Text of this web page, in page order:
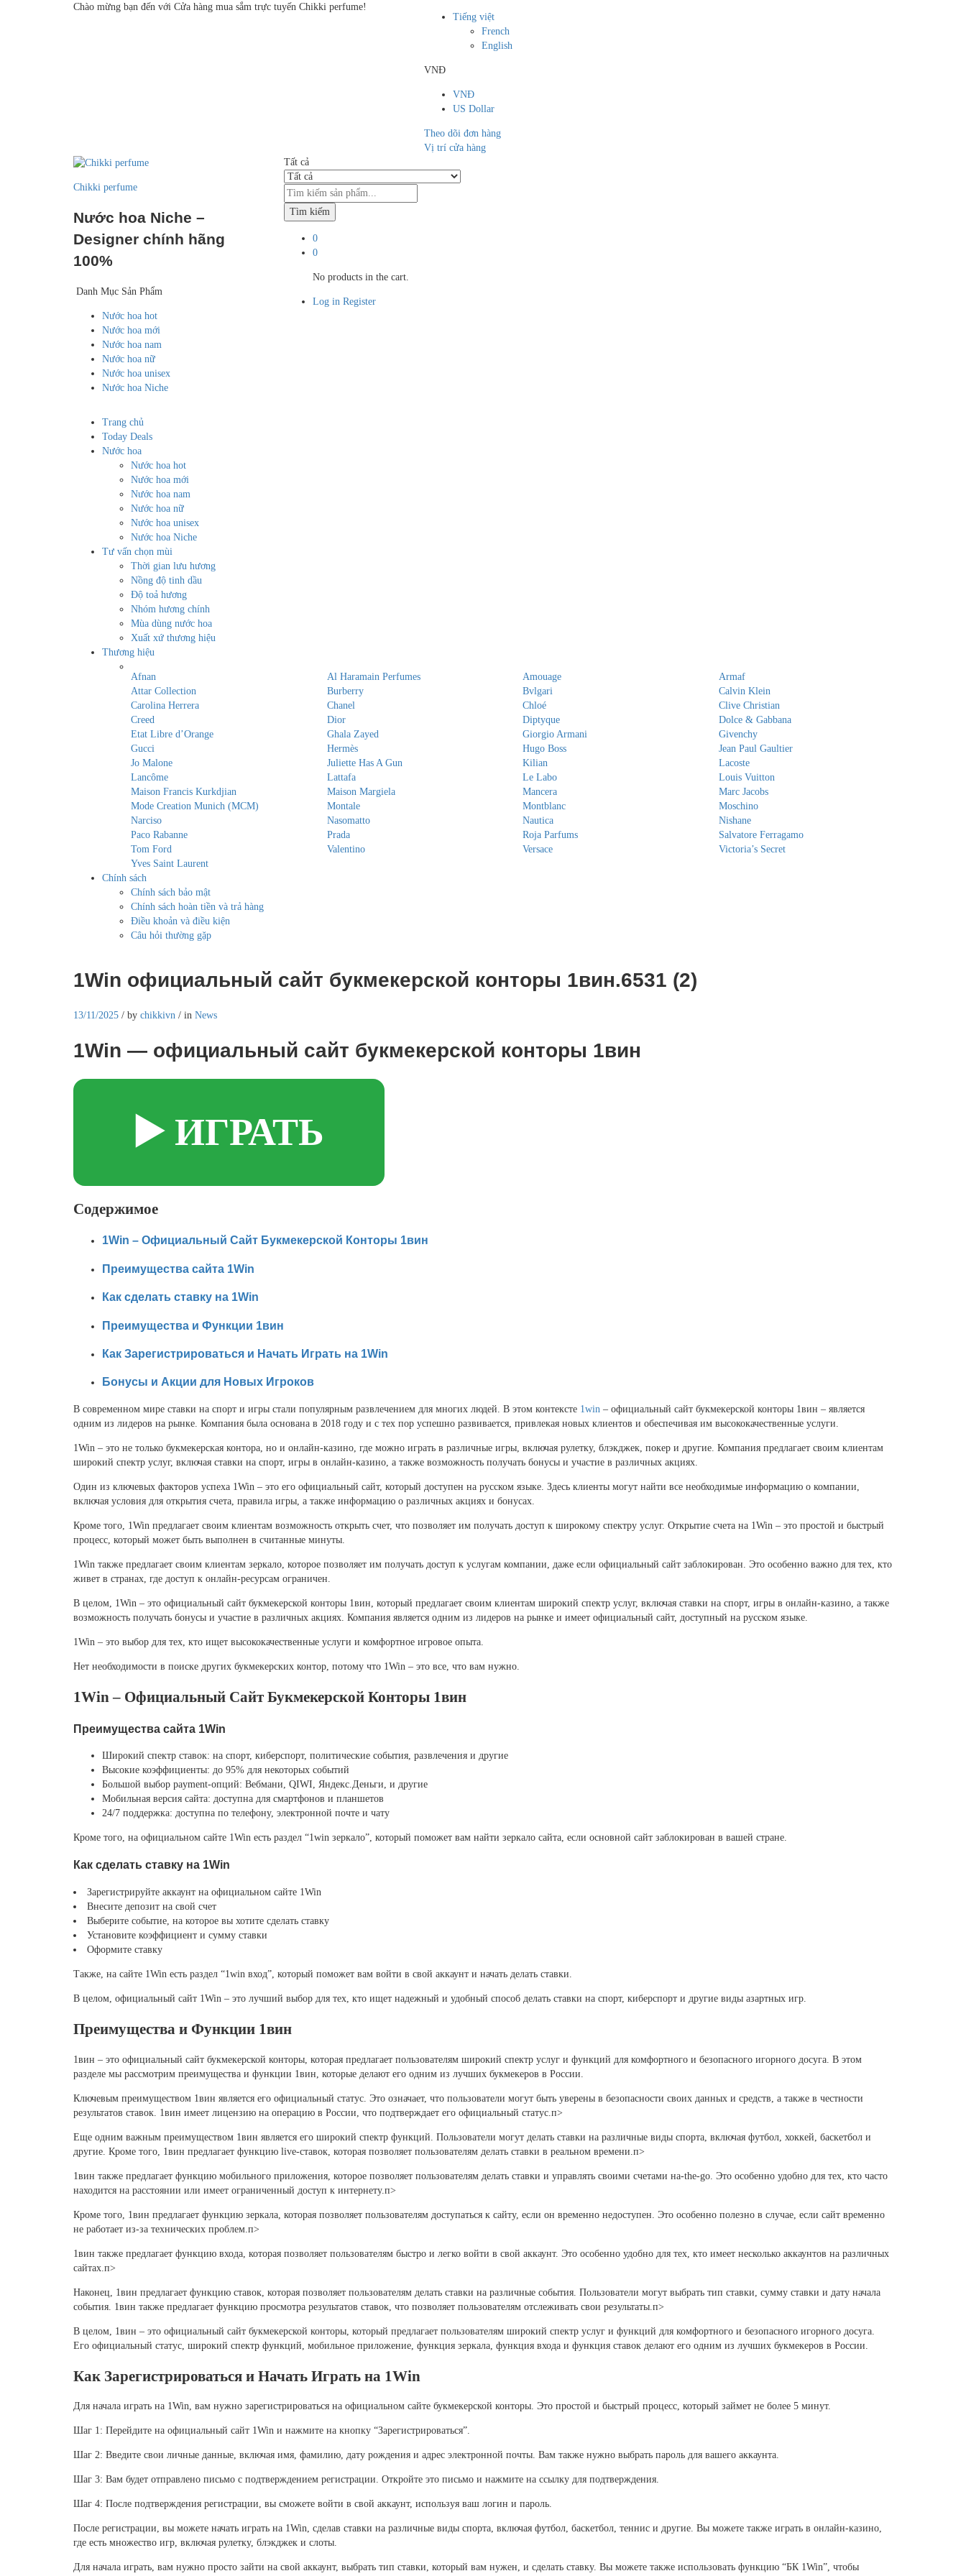
Chào mừng bạn đến với Cửa hàng mua sắm trực tuyến Chikki perfume!
Tiếng việt
French
English
VNĐ
VNĐ
US Dollar
Theo dõi đơn hàng
Vị trí cửa hàng
Chikki perfume
Nước hoa Niche –
Designer chính hãng
100%
Danh Mục Sản Phẩm
Nước hoa hot
Nước hoa mới
Nước hoa nam
Nước hoa nữ
Nước hoa unisex
Nước hoa Niche
Tất cả
Tìm kiếm
0
0
No products in the cart.
Log in Register
Trang chủ
Today Deals
Nước hoa
Nước hoa hot
Nước hoa mới
Nước hoa nam
Nước hoa nữ
Nước hoa unisex
Nước hoa Niche
Tư vấn chọn mùi
Thời gian lưu hương
Nồng độ tinh dầu
Độ toả hương
Nhóm hương chính
Mùa dùng nước hoa
Xuất xứ thương hiệu
Thương hiệu
Afnan Al Haramain Perfumes Amouage
Armaf
Attar Collection
Burberry Bvlgari
Calvin Klein
Carolina Herrera
Chanel Chloé
Clive Christian
Creed
Dior Diptyque
Dolce & Gabbana
Etat Libre d’Orange
Ghala Zayed Giorgio Armani
Givenchy
Gucci
Hermès Hugo Boss
Jean Paul Gaultier
Jo Malone
Juliette Has A Gun Kilian
Lacoste
Lancôme
Lattafa Le Labo
Louis Vuitton
Maison Francis Kurkdjian
Maison Margiela Mancera
Marc Jacobs
Mode Creation Munich (MCM)
Montale Montblanc
Moschino
Narciso
Nasomatto Nautica
Nishane
Paco Rabanne
Prada Roja Parfums
Salvatore Ferragamo
Tom Ford
Valentino Versace
Victoria’s Secret
Yves Saint Laurent
Chính sách
Chính sách bảo mật
Chính sách hoàn tiền và trả hàng
Điều khoản và điều kiện
Câu hỏi thường gặp
1Win официальный сайт букмекерской конторы 1вин.6531 (2)
13/11/2025 / by chikkivn / in News
1Win — официальный сайт букмекерской конторы 1вин
▶️ ИГРАТЬ
Содержимое
1Win – Официальный Сайт Букмекерской Конторы 1вин
Преимущества сайта 1Win
Как сделать ставку на 1Win
Преимущества и Функции 1вин
Как Зарегистрироваться и Начать Играть на 1Win
Бонусы и Акции для Новых Игроков
В современном мире ставки на спорт и игры стали популярным развлечением для многих людей. В этом контексте 1win – официальный сайт букмекерской конторы 1вин – является
одним из лидеров на рынке. Компания была основана в 2018 году и с тех пор успешно развивается, привлекая новых клиентов и обеспечивая им высококачественные услуги.
1Win – это не только букмекерская контора, но и онлайн-казино, где можно играть в различные игры, включая рулетку, блэкджек, покер и другие. Компания предлагает своим клиентам
широкий спектр услуг, включая ставки на спорт, игры в онлайн-казино, а также возможность получать бонусы и участие в различных акциях.
Один из ключевых факторов успеха 1Win – это его официальный сайт, который доступен на русском языке. Здесь клиенты могут найти все необходимые информацию о компании,
включая условия для открытия счета, правила игры, а также информацию о различных акциях и бонусах.
Кроме того, 1Win предлагает своим клиентам возможность открыть счет, что позволяет им получать доступ к широкому спектру услуг. Открытие счета на 1Win – это простой и быстрый
процесс, который может быть выполнен в считанные минуты.
1Win также предлагает своим клиентам зеркало, которое позволяет им получать доступ к услугам компании, даже если официальный сайт заблокирован. Это особенно важно для тех, кто
живет в странах, где доступ к онлайн-ресурсам ограничен.
В целом, 1Win – это официальный сайт букмекерской конторы 1вин, который предлагает своим клиентам широкий спектр услуг, включая ставки на спорт, игры в онлайн-казино, а также
возможность получать бонусы и участие в различных акциях. Компания является одним из лидеров на рынке и имеет официальный сайт, доступный на русском языке.
1Win – это выбор для тех, кто ищет высококачественные услуги и комфортное игровое опыта.
Нет необходимости в поиске других букмекерских контор, потому что 1Win – это все, что вам нужно.
1Win – Официальный Сайт Букмекерской Конторы 1вин
Преимущества сайта 1Win
Широкий спектр ставок: на спорт, киберспорт, политические события, развлечения и другие
Высокие коэффициенты: до 95% для некоторых событий
Большой выбор payment-опций: Вебмани, QIWI, Яндекс.Деньги, и другие
Мобильная версия сайта: доступна для смартфонов и планшетов
24/7 поддержка: доступна по телефону, электронной почте и чату
Кроме того, на официальном сайте 1Win есть раздел “1win зеркало”, который поможет вам найти зеркало сайта, если основной сайт заблокирован в вашей стране.
Как сделать ставку на 1Win
Зарегистрируйте аккаунт на официальном сайте 1Win
Внесите депозит на свой счет
Выберите событие, на которое вы хотите сделать ставку
Установите коэффициент и сумму ставки
Оформите ставку
Также, на сайте 1Win есть раздел “1win вход”, который поможет вам войти в свой аккаунт и начать делать ставки.
В целом, официальный сайт 1Win – это лучший выбор для тех, кто ищет надежный и удобный способ делать ставки на спорт, киберспорт и другие виды азартных игр.
Преимущества и Функции 1вин
1вин – это официальный сайт букмекерской конторы, которая предлагает пользователям широкий спектр услуг и функций для комфортного и безопасного игорного досуга. В этом
разделе мы рассмотрим преимущества и функции 1вин, которые делают его одним из лучших букмекеров в России.
Ключевым преимуществом 1вин является его официальный статус. Это означает, что пользователи могут быть уверены в безопасности своих данных и средств, а также в честности
результатов ставок. 1вин имеет лицензию на операцию в России, что подтверждает его официальный статус.п>
Еще одним важным преимуществом 1вин является его широкий спектр функций. Пользователи могут делать ставки на различные виды спорта, включая футбол, хоккей, баскетбол и
другие. Кроме того, 1вин предлагает функцию live-ставок, которая позволяет пользователям делать ставки в реальном времени.п>
1вин также предлагает функцию мобильного приложения, которое позволяет пользователям делать ставки и управлять своими счетами на-the-go. Это особенно удобно для тех, кто часто
находится на расстоянии или имеет ограниченный доступ к интернету.п>
Кроме того, 1вин предлагает функцию зеркала, которая позволяет пользователям доступаться к сайту, если он временно недоступен. Это особенно полезно в случае, если сайт временно
не работает из-за технических проблем.п>
1вин также предлагает функцию входа, которая позволяет пользователям быстро и легко войти в свой аккаунт. Это особенно удобно для тех, кто имеет несколько аккаунтов на различных
сайтах.п>
Наконец, 1вин предлагает функцию ставок, которая позволяет пользователям делать ставки на различные события. Пользователи могут выбрать тип ставки, сумму ставки и дату начала
события. 1вин также предлагает функцию просмотра результатов ставок, что позволяет пользователям отслеживать свои результаты.п>
В целом, 1вин – это официальный сайт букмекерской конторы, который предлагает пользователям широкий спектр услуг и функций для комфортного и безопасного игорного досуга.
Его официальный статус, широкий спектр функций, мобильное приложение, функция зеркала, функция входа и функция ставок делают его одним из лучших букмекеров в России.
Как Зарегистрироваться и Начать Играть на 1Win
Для начала играть на 1Win, вам нужно зарегистрироваться на официальном сайте букмекерской конторы. Это простой и быстрый процесс, который займет не более 5 минут.
Шаг 1: Перейдите на официальный сайт 1Win и нажмите на кнопку “Зарегистрироваться”.
Шаг 2: Введите свои личные данные, включая имя, фамилию, дату рождения и адрес электронной почты. Вам также нужно выбрать пароль для вашего аккаунта.
Шаг 3: Вам будет отправлено письмо с подтверждением регистрации. Откройте это письмо и нажмите на ссылку для подтверждения.
Шаг 4: После подтверждения регистрации, вы сможете войти в свой аккаунт, используя ваш логин и пароль.
После регистрации, вы можете начать играть на 1Win, сделав ставки на различные виды спорта, включая футбол, баскетбол, теннис и другие. Вы можете также играть в онлайн-казино,
где есть множество игр, включая рулетку, блэкджек и слоты.
Для начала играть, вам нужно просто зайти на свой аккаунт, выбрать тип ставки, который вам нужен, и сделать ставку. Вы можете также использовать функцию “БК 1Win”, чтобы